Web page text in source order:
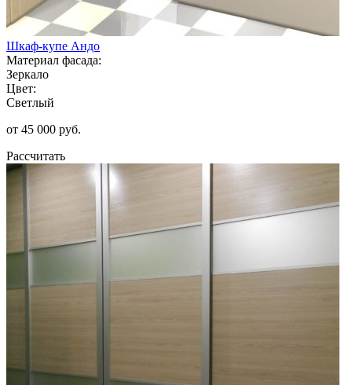
Шкаф-купе Андо
Материал фасада:
Зеркало
Цвет:
Светлый
от 45 000 руб.
Рассчитать